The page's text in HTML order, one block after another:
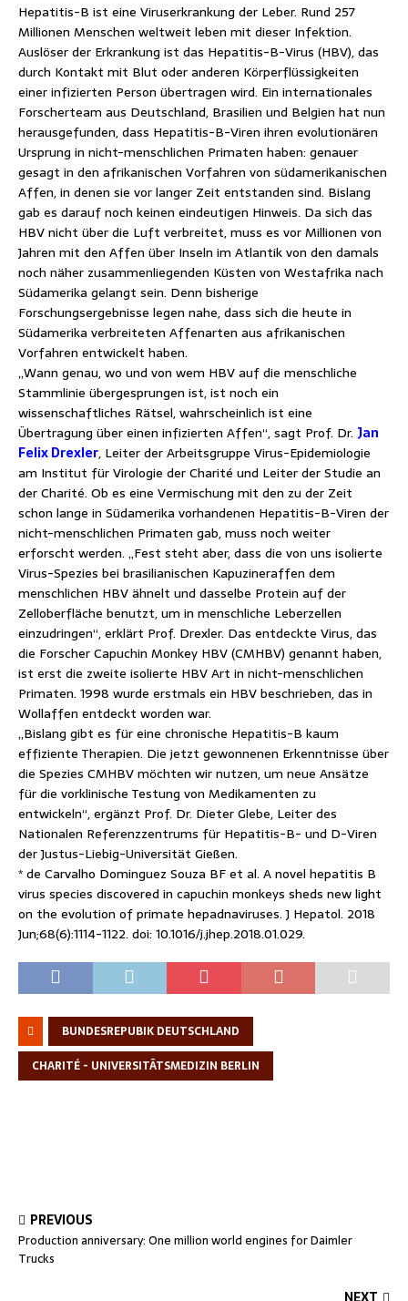
Hepatitis-B ist eine Viruserkrankung der Leber. Rund 257
Millionen Menschen weltweit leben mit dieser Infektion.
Auslöser der Erkrankung ist das Hepatitis-B-Virus (HBV), das
durch Kontakt mit Blut oder anderen Körperflüssigkeiten
einer infizierten Person übertragen wird. Ein internationales
Forscherteam aus Deutschland, Brasilien und Belgien hat nun
herausgefunden, dass Hepatitis-B-Viren ihren evolutionären
Ursprung in nicht-menschlichen Primaten haben: genauer
gesagt in den afrikanischen Vorfahren von südamerikanischen
Affen, in denen sie vor langer Zeit entstanden sind. Bislang
gab es darauf noch keinen eindeutigen Hinweis. Da sich das
HBV nicht über die Luft verbreitet, muss es vor Millionen von
Jahren mit den Affen über Inseln im Atlantik von den damals
noch näher zusammenliegenden Küsten von Westafrika nach
Südamerika gelangt sein. Denn bisherige
Forschungsergebnisse legen nahe, dass sich die heute in
Südamerika verbreiteten Affenarten aus afrikanischen
Vorfahren entwickelt haben.
„Wann genau, wo und von wem HBV auf die menschliche
Stammlinie übergesprungen ist, ist noch ein
wissenschaftliches Rätsel, wahrscheinlich ist eine
Übertragung über einen infizierten Affen“, sagt Prof. Dr. Jan
Felix Drexler, Leiter der Arbeitsgruppe Virus-Epidemiologie
am Institut für Virologie der Charité und Leiter der Studie an
der Charité. Ob es eine Vermischung mit den zu der Zeit
schon lange in Südamerika vorhandenen Hepatitis-B-Viren der
nicht-menschlichen Primaten gab, muss noch weiter
erforscht werden. „Fest steht aber, dass die von uns isolierte
Virus-Spezies bei brasilianischen Kapuzineraffen dem
menschlichen HBV ähnelt und dasselbe Protein auf der
Zelloberfläche benutzt, um in menschliche Leberzellen
einzudringen“, erklärt Prof. Drexler. Das entdeckte Virus, das
die Forscher Capuchin Monkey HBV (CMHBV) genannt haben,
ist erst die zweite isolierte HBV Art in nicht-menschlichen
Primaten. 1998 wurde erstmals ein HBV beschrieben, das in
Wollaffen entdeckt worden war.
„Bislang gibt es für eine chronische Hepatitis-B kaum
effiziente Therapien. Die jetzt gewonnenen Erkenntnisse über
die Spezies CMHBV möchten wir nutzen, um neue Ansätze
für die vorklinische Testung von Medikamenten zu
entwickeln“, ergänzt Prof. Dr. Dieter Glebe, Leiter des
Nationalen Referenzzentrums für Hepatitis-B- und D-Viren
der Justus-Liebig-Universität Gießen.
* de Carvalho Dominguez Souza BF et al. A novel hepatitis B
virus species discovered in capuchin monkeys sheds new light
on the evolution of primate hepadnaviruses. J Hepatol. 2018
Jun;68(6):1114-1122. doi: 10.1016/j.jhep.2018.01.029.
BUNDESREPUBIK DEUTSCHLAND
CHARITÉ - UNIVERSITÄTSMEDIZIN BERLIN
PREVIOUS
Production anniversary: One million world engines for Daimler
Trucks
NEXT